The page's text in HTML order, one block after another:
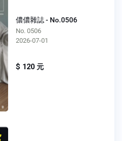
儂儂雜誌 - No.0506
No. 0506
2026-07-01
$ 120 元